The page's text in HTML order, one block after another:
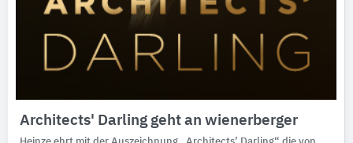
Architects' Darling geht an wienerberger